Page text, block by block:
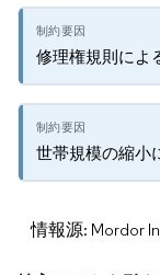
修理権規則によ
世帯規模の縮小
情報源: Mordor